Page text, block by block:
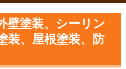
塗装、シーリン
装、屋根塗装、防